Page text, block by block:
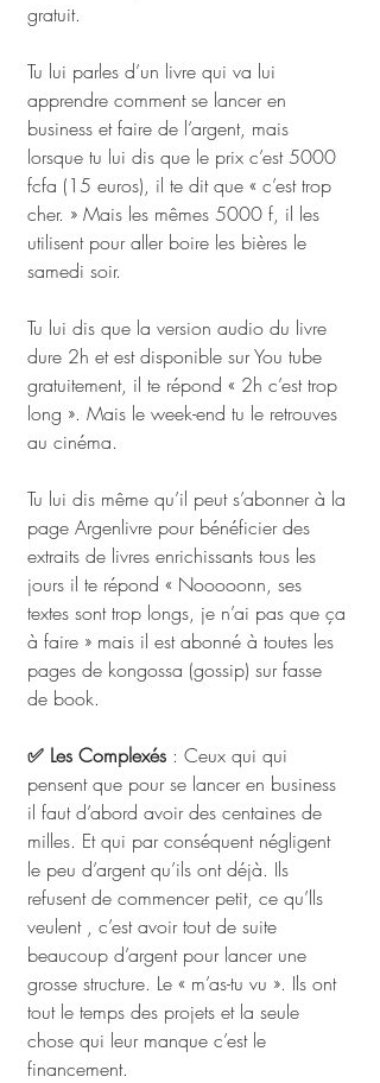
gratuit.
Tu lui parles d’un livre qui va lui
apprendre comment se lancer en
business et faire de l’argent, mais
lorsque tu lui dis que le prix c’est 5000
fcfa (15 euros), il te dit que « c’est trop
cher. » Mais les mêmes 5000 f, il les
utilisent pour aller boire les bières le
samedi soir.
Tu lui dis que la version audio du livre
dure 2h et est disponible sur You tube
gratuitement, il te répond « 2h c’est trop
long ». Mais le week-end tu le retrouves
au cinéma.
Tu lui dis même qu’il peut s’abonner à la
page Argenlivre pour bénéficier des
extraits de livres enrichissants tous les
jours il te répond « Nooooonn, ses
textes sont trop longs, je n’ai pas que ça
à faire » mais il est abonné à toutes les
pages de kongossa (gossip) sur fasse
de book.
✅ Les Complexés : Ceux qui qui
pensent que pour se lancer en business
il faut d’abord avoir des centaines de
milles. Et qui par conséquent négligent
le peu d’argent qu’ils ont déjà. Ils
refusent de commencer petit, ce qu’lls
veulent , c’est avoir tout de suite
beaucoup d’argent pour lancer une
grosse structure. Le « m’as-tu vu ». Ils ont
tout le temps des projets et la seule
chose qui leur manque c’est le
financement.